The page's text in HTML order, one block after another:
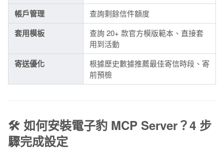
帳戶管理 查詢剩餘信件額度
套用模板
查詢 20+ 款官方模版範本、直接套
用到活動
寄送優化
根據歷史數據推薦最佳寄信時段、寄
前預檢
🛠️ 如何安裝電子豹 MCP Server？4 步
驟完成設定